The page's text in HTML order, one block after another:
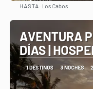
HASTA: Los Cabos
AVENTURA
DÍAS |
1 DESTINOS 3 NOCHES